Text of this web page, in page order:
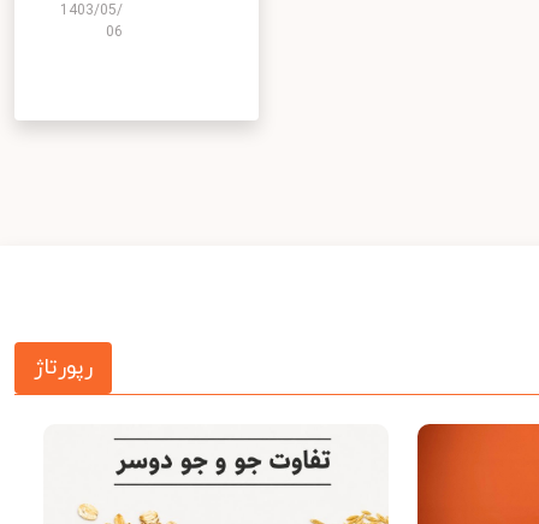
1403/05/
06
رپورتاژ